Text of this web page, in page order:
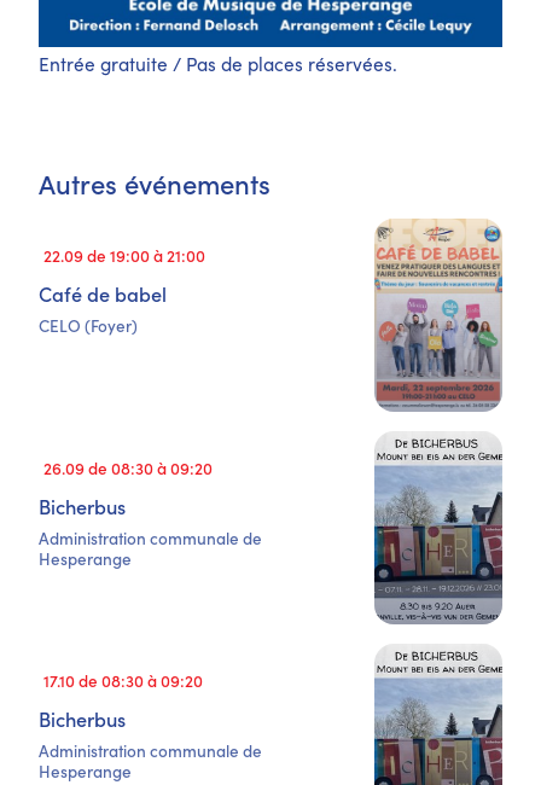
Entrée gratuite / Pas de places réservées.
Autres événements
22.09 de 19:00 à 21:00
Café de babel
CELO (Foyer)
26.09 de 08:30 à 09:20
Bicherbus
Administration communale de
Hesperange
17.10 de 08:30 à 09:20
Bicherbus
Administration communale de
Hesperange